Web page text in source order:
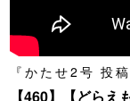
『かたせ2号 投
【460】【どらえ